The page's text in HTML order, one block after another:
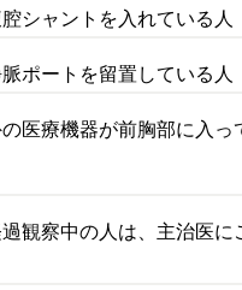
シャントを入れている人
ポートを留置している人
の医療機器が前胸部に入
観察中の人は、主治医に